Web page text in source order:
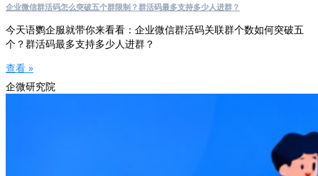
企业微信群活码怎么突破五个群限制？群活码最多支持多少人进群？
今天语鹦企服就带你来看看：企业微信群活码关联群个数如何突破五
个？群活码最多支持多少人进群？
查看 »
企微研究院